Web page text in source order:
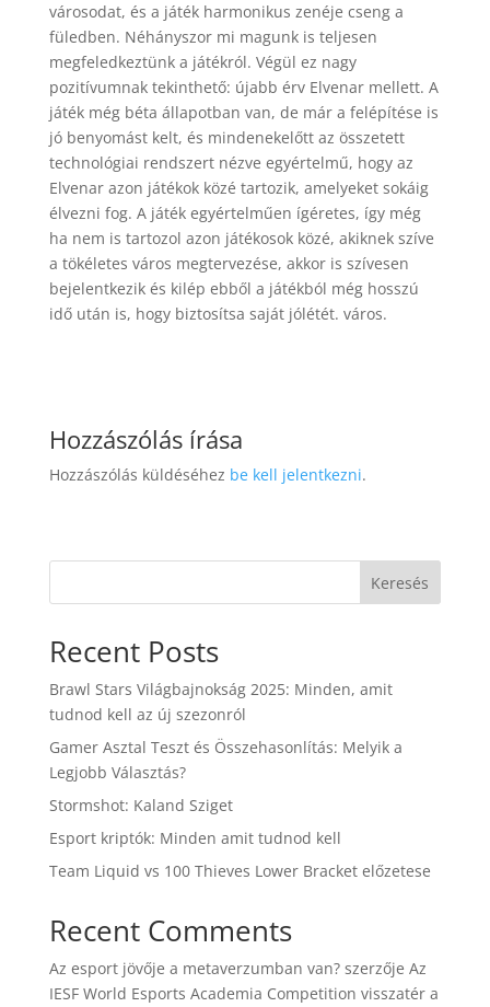
városodat, és a játék harmonikus zenéje cseng a
füledben. Néhányszor mi magunk is teljesen
megfeledkeztünk a játékról. Végül ez nagy
pozitívumnak tekinthető: újabb érv Elvenar mellett. A
játék még béta állapotban van, de már a felépítése is
jó benyomást kelt, és mindenekelőtt az összetett
technológiai rendszert nézve egyértelmű, hogy az
Elvenar azon játékok közé tartozik, amelyeket sokáig
élvezni fog. A játék egyértelműen ígéretes, így még
ha nem is tartozol azon játékosok közé, akiknek szíve
a tökéletes város megtervezése, akkor is szívesen
bejelentkezik és kilép ebből a játékból még hosszú
idő után is, hogy biztosítsa saját jólétét. város.
Hozzászólás írása
Hozzászólás küldéséhez be kell jelentkezni.
Keresés
Recent Posts
Brawl Stars Világbajnokság 2025: Minden, amit
tudnod kell az új szezonról
Gamer Asztal Teszt és Összehasonlítás: Melyik a
Legjobb Választás?
Stormshot: Kaland Sziget
Esport kriptók: Minden amit tudnod kell
Team Liquid vs 100 Thieves Lower Bracket előzetese
Recent Comments
Az esport jövője a metaverzumban van?szerzője Az
IESF World Esports Academia Competition visszatér a